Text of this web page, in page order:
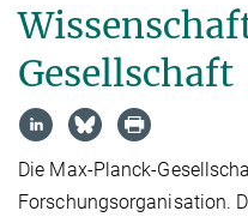
Gesellschaft
Die Max-Planck-
Forschungsorganisation.